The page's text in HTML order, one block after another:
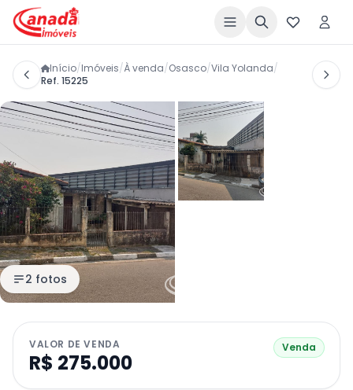
Início/Imóveis/À venda/Osasco/Vila Yolanda/
Ref. 15225
2 fotos
VALOR DE VENDA
R$ 275.000
Venda